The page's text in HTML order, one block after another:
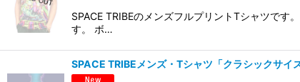
SPACE TRIBEのメンズフルプリントTシャツで
す。 ボ…
SPACE TRIBEメンズ・Tシャツ「クラシックサイ